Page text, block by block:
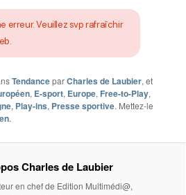
erreur. Veuillez svp rafraîchir
TendanceparCharles de Laubier, et
, E-sport, Europe, Free-to-Play,
, Play-ins, Presse sportive. Mettez-le
.
Charles de Laubier
en chef de Edition Multimédi@,